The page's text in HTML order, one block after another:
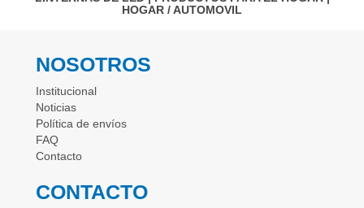
HOGAR / AUTOMOVIL
NOSOTROS
Institucional
Noticias
Política de envíos
FAQ
Contacto
CONTACTO